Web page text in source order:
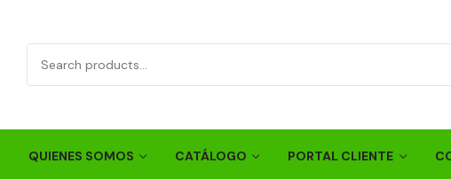
QUIENES SOMOS CATÁLOGO PORTAL CLIENTE